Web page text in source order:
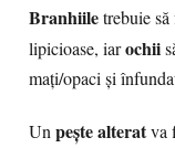
Branhiiletrebuie
lipicioase, iarochii
mați/opaci și
Unpește alteratva